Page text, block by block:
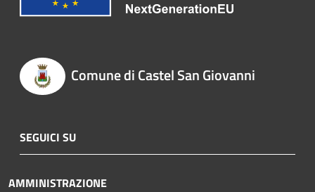
Comune di Castel San Giovanni
SEGUICI SU
AMMINISTRAZIONE